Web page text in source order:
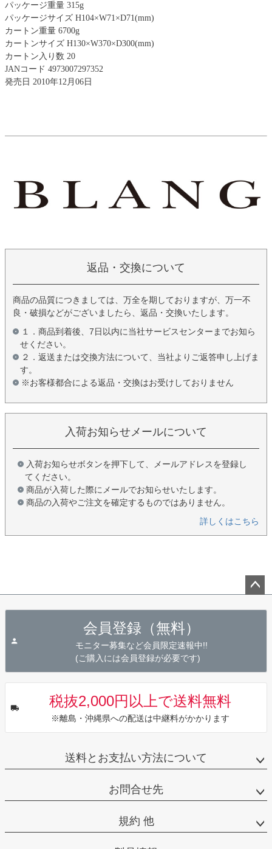
パッケージ重量 315g
パッケージサイズ H104×W71×D71(mm)
カートン重量 6700g
カートンサイズ H130×W370×D300(mm)
カートン入り数 20
JANコード 4973007297352
発売日 2010年12月06日
返品・交換について
商品の品質につきましては、万全を期しておりますが、万一不
良・破損などがございましたら、返品・交換いたします。
１．商品到着後、7日以内に当社サービスセンターまでお知ら
せください。
２．返送または交換方法について、当社よりご返答申し上げま
す。
※お客様都合による返品・交換はお受けしておりません
入荷お知らせメールについて
入荷お知らせボタンを押下して、メールアドレスを登録し
てください。
商品が入荷した際にメールでお知らせいたします。
商品の入荷やご注文を確定するものではありません。
詳しくはこちら
会員登録（無料）
モニター募集など会員限定速報中!!
(ご購入には会員登録が必要です)
税抜2,000円以上で送料無料
※離島・沖縄県への配送は中継料がかかります
送料とお支払い方法について
お問合せ先
規約 他